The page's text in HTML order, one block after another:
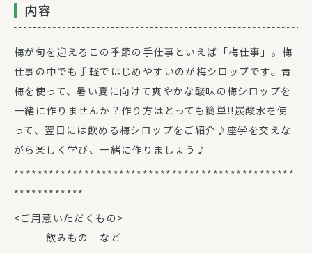
内容
梅が旬を迎えるこの季節の手仕事といえば「梅仕事」。梅
仕事の中でも手軽ではじめやすいのが梅シロップです。青
梅を使って、暑い夏に向けて爽やかな酸味の梅シロップを
一緒に作りませんか？作り方はとっても簡単!!炭酸水を使
って、翌日には飲める梅シロップをご紹介♪座学を交えな
がら楽しく学び、一緒に作りましょう♪
************************************************
************
<ご用意いただくもの>
飲みもの など